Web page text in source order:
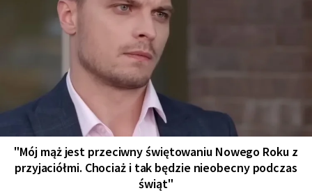
"Mój mąż jest przeciwny świętowaniu Nowego Roku z
przyjaciółmi. Chociaż i tak będzie nieobecny podczas
świąt"